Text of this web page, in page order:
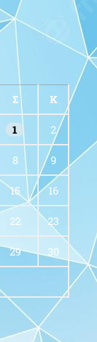
Σ Κ
1 2
8 9
15 16
22 23
29 30